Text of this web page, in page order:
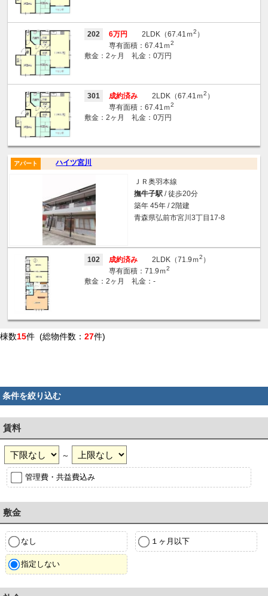
202 6万円 2LDK（67.41ｍ2 ）
専有面積：67.41ｍ2
敷金：2ヶ月 礼金：0万円
301 成約済み 2LDK（67.41ｍ2 ）
専有面積：67.41ｍ2
敷金：2ヶ月 礼金：0万円
ハイツ宮川
アパート
ＪＲ奥羽本線
撫牛子駅 / 徒歩20分
築年 45年 / 2階建
青森県弘前市宮川3丁目17-8
102 成約済み 2LDK（71.9ｍ2 ）
専有面積：71.9ｍ2
敷金：2ヶ月 礼金：-
棟数15件 (総物件数： 27件)
条件を絞り込む
賃料
～
管理費・共益費込み
敷金
なし １ヶ月以下
指定しない